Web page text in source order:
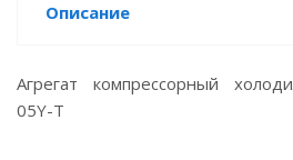
Присоед. размер. Жидкость
Присоед. размер.
Макс. раб ток: 2,8 А
Описание
Агрегат компрессорный
05Y-Т